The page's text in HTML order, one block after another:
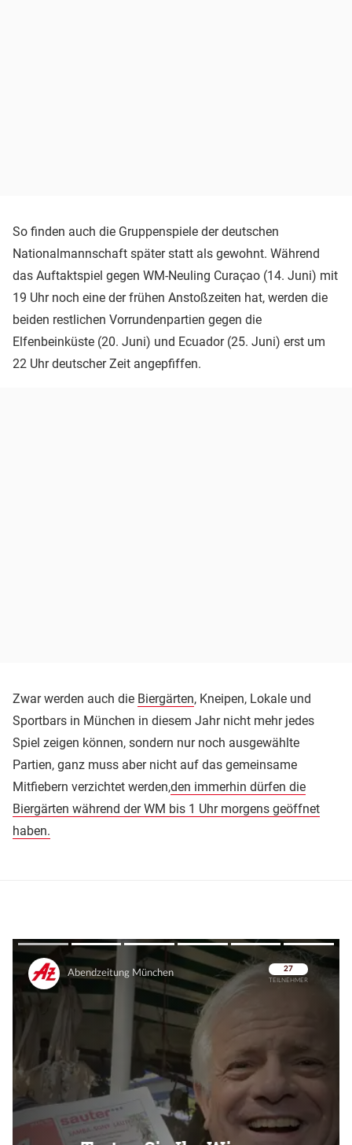
So finden auch die Gruppenspiele der deutschen
Nationalmannschaft später statt als gewohnt. Während
das Auftaktspiel gegen WM-Neuling Curaçao (14. Juni) mit
19 Uhr noch eine der frühen Anstoßzeiten hat, werden die
beiden restlichen Vorrundenpartien gegen die
Elfenbeinküste (20. Juni) und Ecuador (25. Juni) erst um
22 Uhr deutscher Zeit angepfiffen.
Zwar werden auch die Biergärten, Kneipen, Lokale und
Sportbars in München in diesem Jahr nicht mehr jedes
Spiel zeigen können, sondern nur noch ausgewählte
Partien, ganz muss aber nicht auf das gemeinsame
Mitfiebern verzichtet werden,den immerhin dürfen die
Biergärten während der WM bis 1 Uhr morgens geöffnet
haben.
Überspringen